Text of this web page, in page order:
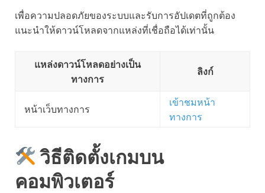
เพื่อความปลอดภัยของระบบและรับการอัปเดตที่ถูกต้อง
แนะนำให้ดาวน์โหลดจากแหล่งที่เชื่อถือได้เท่านั้น
แหล่งดาวน์โหลดอย่างเป็น
ทางการ
ลิงก์
หน้าเว็บทางการ
เข้าชมหน้า
ทางการ
วิธีติดตั้งเกมบน
คอมพิวเตอร์